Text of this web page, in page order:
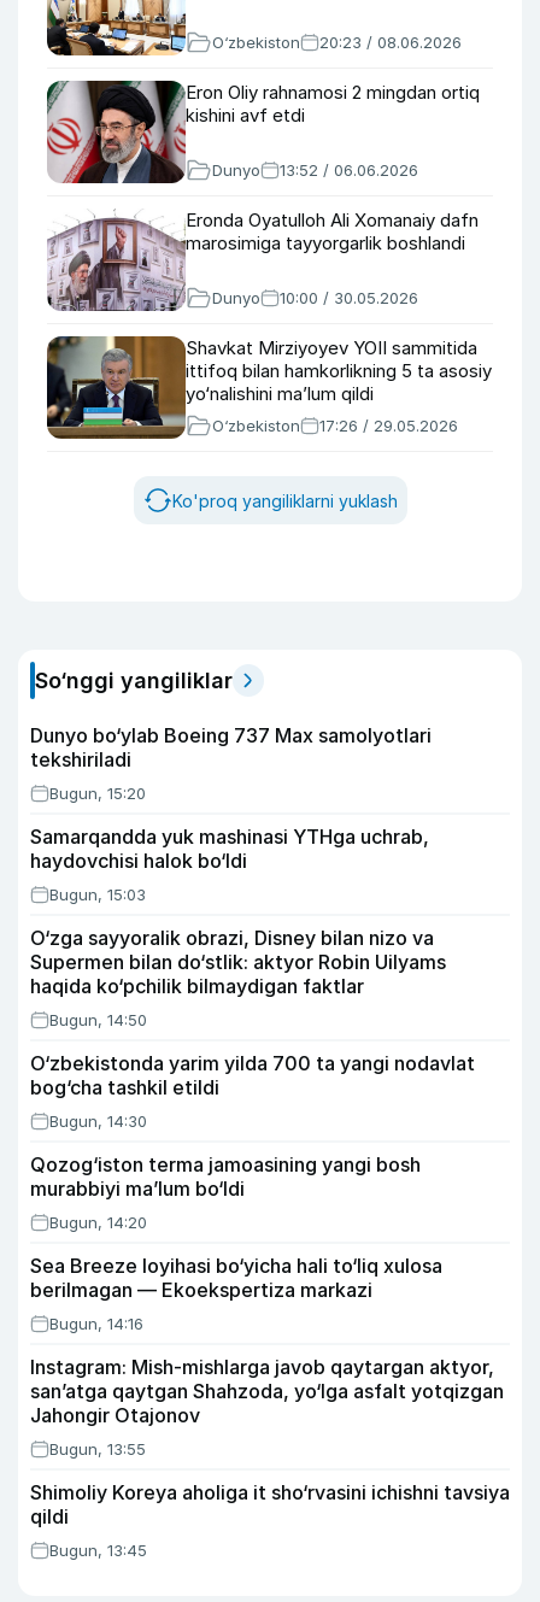
O‘zbekiston 20:23 / 08.06.2026
Eron Oliy rahnamosi 2 mingdan ortiq
kishini avf etdi
Dunyo 13:52 / 06.06.2026
Eronda Oyatulloh Ali Xomanaiy dafn
marosimiga tayyorgarlik boshlandi
Dunyo 10:00 / 30.05.2026
Shavkat Mirziyoyev YOII sammitida
ittifoq bilan hamkorlikning 5 ta asosiy
yo‘nalishini ma’lum qildi
O‘zbekiston 17:26 / 29.05.2026
Ko'proq yangiliklarni yuklash
So‘nggi yangiliklar
Dunyo bo‘ylab Boeing 737 Max samolyotlari
tekshiriladi
Bugun, 15:20
Samarqandda yuk mashinasi YTHga uchrab,
haydovchisi halok bo‘ldi
Bugun, 15:03
O‘zga sayyoralik obrazi, Disney bilan nizo va
Supermen bilan do‘stlik: aktyor Robin Uilyams
haqida ko‘pchilik bilmaydigan faktlar
Bugun, 14:50
O‘zbekistonda yarim yilda 700 ta yangi nodavlat
bog‘cha tashkil etildi
Bugun, 14:30
Qozog‘iston terma jamoasining yangi bosh
murabbiyi ma’lum bo‘ldi
Bugun, 14:20
Sea Breeze loyihasi bo‘yicha hali to‘liq xulosa
berilmagan — Ekoekspertiza markazi
Bugun, 14:16
Instagram: Mish-mishlarga javob qaytargan aktyor,
san’atga qaytgan Shahzoda, yo‘lga asfalt yotqizgan
Jahongir Otajonov
Bugun, 13:55
Shimoliy Koreya aholiga it sho‘rvasini ichishni tavsiya
qildi
Bugun, 13:45